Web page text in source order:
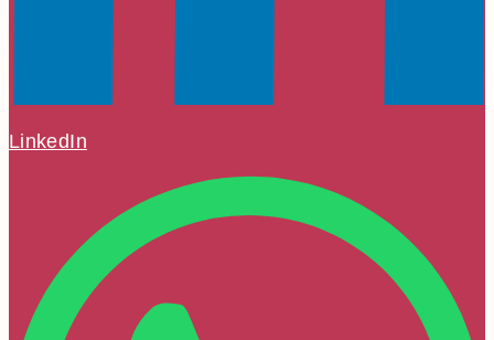
LinkedIn